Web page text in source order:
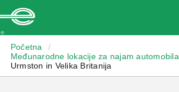
Početna
/
Međunarodne lokacije za najam automobila
Urmston in Velika Britanija